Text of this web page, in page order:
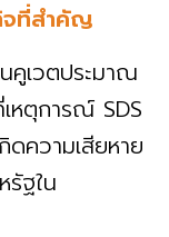
จที่สำคัญ
คูเวตประมาณ
หตุการณ์ SDS
ดความเสียหาย
ฐใน